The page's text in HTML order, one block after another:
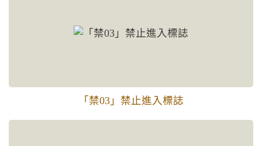
「禁03」禁止進入標誌